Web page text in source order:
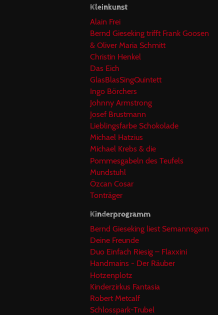
Kleinkunst
Alain Frei
Bernd Gieseking trifft Frank Goosen
& Oliver Maria Schmitt
Christin Henkel
Das Eich
GlasBlasSingQuintett
Ingo Börchers
Johnny Armstrong
Josef Brustmann
Lieblingsfarbe Schokolade
Michael Hatzius
Michael Krebs & die
Pommesgabeln des Teufels
Mundstuhl
Özcan Cosar
Tonträger
Kinderprogramm
Bernd Gieseking liest Semannsgarn
Deine Freunde
Duo Einfach Riesig – Flaxxini
Handmains - Der Räuber
Hotzenplotz
Kinderzirkus Fantasia
Robert Metcalf
Schlosspark-Trubel